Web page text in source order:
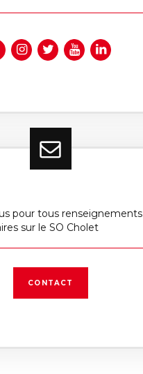
pour tous renseignements
sur le SO Cholet
CONTACT